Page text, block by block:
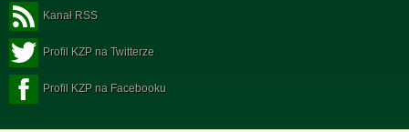
Kanał RSS
Profil KZP na Twitterze
Profil KZP na Facebooku